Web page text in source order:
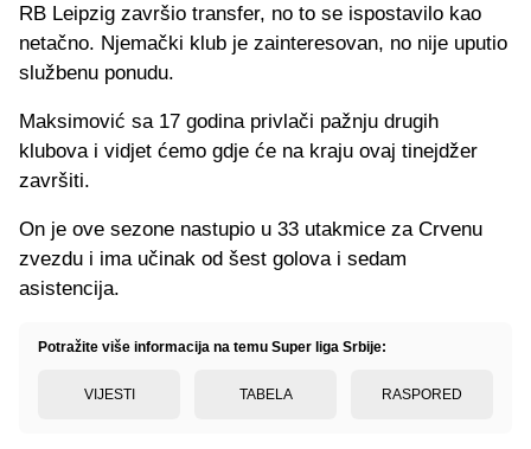
RB Leipzig završio transfer, no to se ispostavilo kao
netačno. Njemački klub je zainteresovan, no nije uputio
službenu ponudu.
Maksimović sa 17 godina privlači pažnju drugih
klubova i vidjet ćemo gdje će na kraju ovaj tinejdžer
završiti.
On je ove sezone nastupio u 33 utakmice za Crvenu
zvezdu i ima učinak od šest golova i sedam
asistencija.
Potražite više informacija na temu Super liga Srbije:
VIJESTI TABELA RASPORED